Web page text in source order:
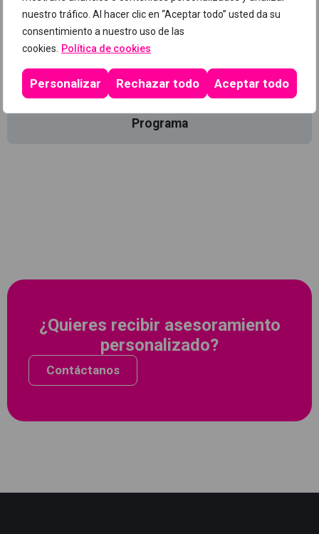
nuestro tráfico. Al hacer clic en “Aceptar todo” usted da su
consentimiento a nuestro uso de las
cookies.
Política de cookies
Personalizar Rechazar todo Aceptar todo
Programa
concienciación suficientes.
Este curso no tiene requisitos previos.
¿Quieres recibir asesoramiento
personalizado?
Contáctanos